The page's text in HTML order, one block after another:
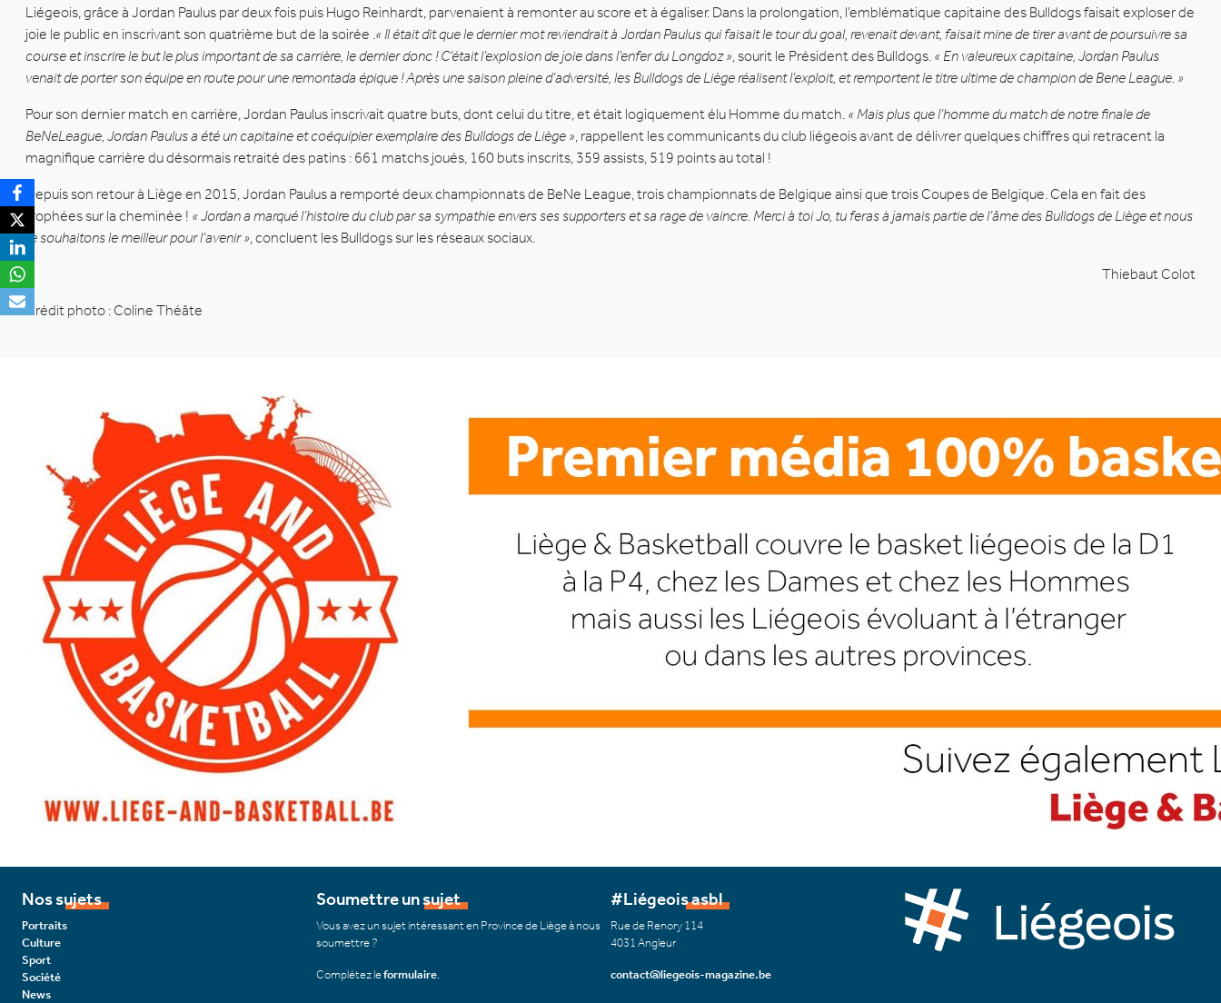
Liégeois, grâce à Jordan Paulus par deux fois puis Hugo Reinhardt, parvenaient à remonter au score et à égaliser. Dans la prolongation, l’emblématique capitaine des Bulldogs faisait exploser de
joie le public en inscrivant son quatrième but de la soirée .« Il était dit que le dernier mot reviendrait à Jordan Paulus qui faisait le tour du goal, revenait devant, faisait mine de tirer avant de poursuivre sa
course et inscrire le but le plus important de sa carrière, le dernier donc ! C’était l’explosion de joie dans l’enfer du Longdoz », sourit le Président des Bulldogs. « En valeureux capitaine, Jordan Paulus
venait de porter son équipe en route pour une remontada épique ! Après une saison pleine d’adversité, les Bulldogs de Liège réalisent l’exploit, et remportent le titre ultime de champion de Bene League. »
Pour son dernier match en carrière, Jordan Paulus inscrivait quatre buts, dont celui du titre, et était logiquement élu Homme du match. « Mais plus que l’homme du match de notre finale de
BeNeLeague, Jordan Paulus a été un capitaine et coéquipier exemplaire des Bulldogs de Liège », rappellent les communicants du club liégeois avant de délivrer quelques chiffres qui retracent la
magnifique carrière du désormais retraité des patins : 661 matchs joués, 160 buts inscrits, 359 assists, 519 points au total !
Depuis son retour à Liège en 2015, Jordan Paulus a remporté deux championnats de BeNe League, trois championnats de Belgique ainsi que trois Coupes de Belgique. Cela en fait des
trophées sur la cheminée ! « Jordan a marqué l’histoire du club par sa sympathie envers ses supporters et sa rage de vaincre. Merci à toi Jo, tu feras à jamais partie de l’âme des Bulldogs de Liège et nous
te souhaitons le meilleur pour l’avenir », concluent les Bulldogs sur les réseaux sociaux.
Thiebaut Colot
Crédit photo : Coline Théâte
Nos sujets
Portraits
Culture
Sport
Société
News
Soumettre un sujet
Vous avez un sujet intéressant en Province de Liège à nous
soumettre ?
Complétez leformulaire
#Liégeois asbl
Rue de Renory 114
4031 Angleur
contact@liegeois-magazine.be